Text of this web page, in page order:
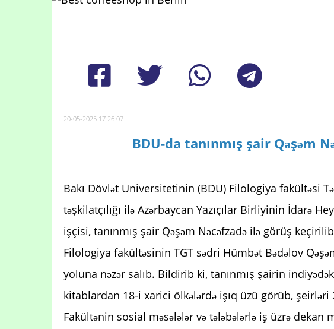
Breadcrumb
20-05-2025 17:26:07
BDU-da tanınmış şair Qəşəm
Bakı Dövlət Universitetinin (BDU) Filologiya fakültəsi
təşkilatçılığı ilə Azərbaycan Yazıçılar Birliyinin İdarə
işçisi, tanınmış şair Qəşəm Nəcəfzadə ilə görüş
Filologiya fakültəsinin TGT sədri Hümbət Bədəlov
yoluna nəzər salıb. Bildirib ki, tanınmış şairin
kitablardan 18-i xarici ölkələrdə işıq üzü görüb,
Fakültənin sosial məsələlər və tələbələrlə iş üzrə dekan